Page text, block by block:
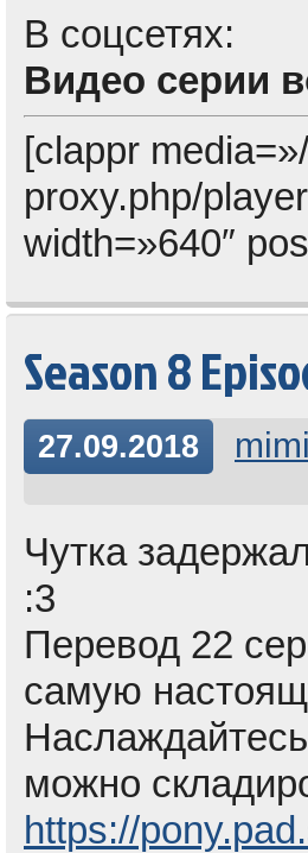
В соцсетях:
Видео серии
[clappr
proxy.php/
width=»640″
Season 8
27.09.2018
Чутка
:3
Перевод 22
самую
можно
https://